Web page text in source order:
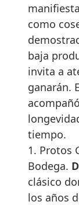
como
baja
invita a
ganarán.
tiempo.
1. Protos
Bodega.
clásico
los años